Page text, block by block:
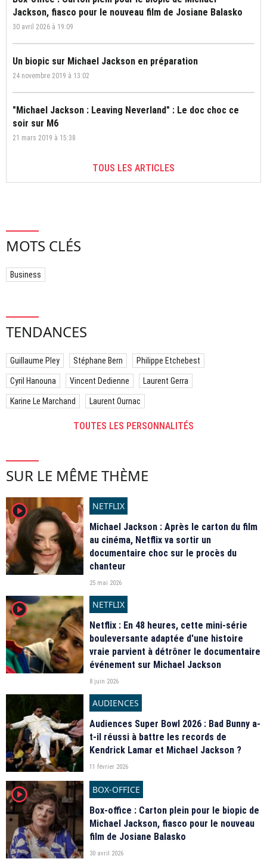
Jackson, fiasco pour le nouveau film de Josiane Balasko
30 avril 2026 à 19:09
Un biopic sur Michael Jackson en préparation
24 novembre 2019 à 13:02
"Michael Jackson : Leaving Neverland" : Le doc choc ce
soir sur M6
21 mars 2019 à 15:38
TOUS LES ARTICLES
MOTS CLÉS
Business
TENDANCES
Guillaume Pley Stéphane Bern Philippe Etchebest
Cyril Hanouna Vincent Dedienne Laurent Gerra
Karine Le Marchand Laurent Ournac
TOUTES LES PERSONNALITÉS
SUR LE MÊME THÈME
player2
NETFLIX
Michael Jackson : Après le carton du film
au cinéma, Netflix va sortir un
documentaire choc sur le procès du
chanteur
25 mai 2026
player2
NETFLIX
Netflix : En 48 heures, cette mini-série
bouleversante adaptée d'une histoire
vraie parvient à détrôner le documentaire
événement sur Michael Jackson
8 juin 2026
AUDIENCES
Audiences Super Bowl 2026 : Bad Bunny a-
t-il réussi à battre les records de
Kendrick Lamar et Michael Jackson ?
11 février 2026
player2
BOX-OFFICE
Box-office : Carton plein pour le biopic de
Michael Jackson, fiasco pour le nouveau
film de Josiane Balasko
30 avril 2026